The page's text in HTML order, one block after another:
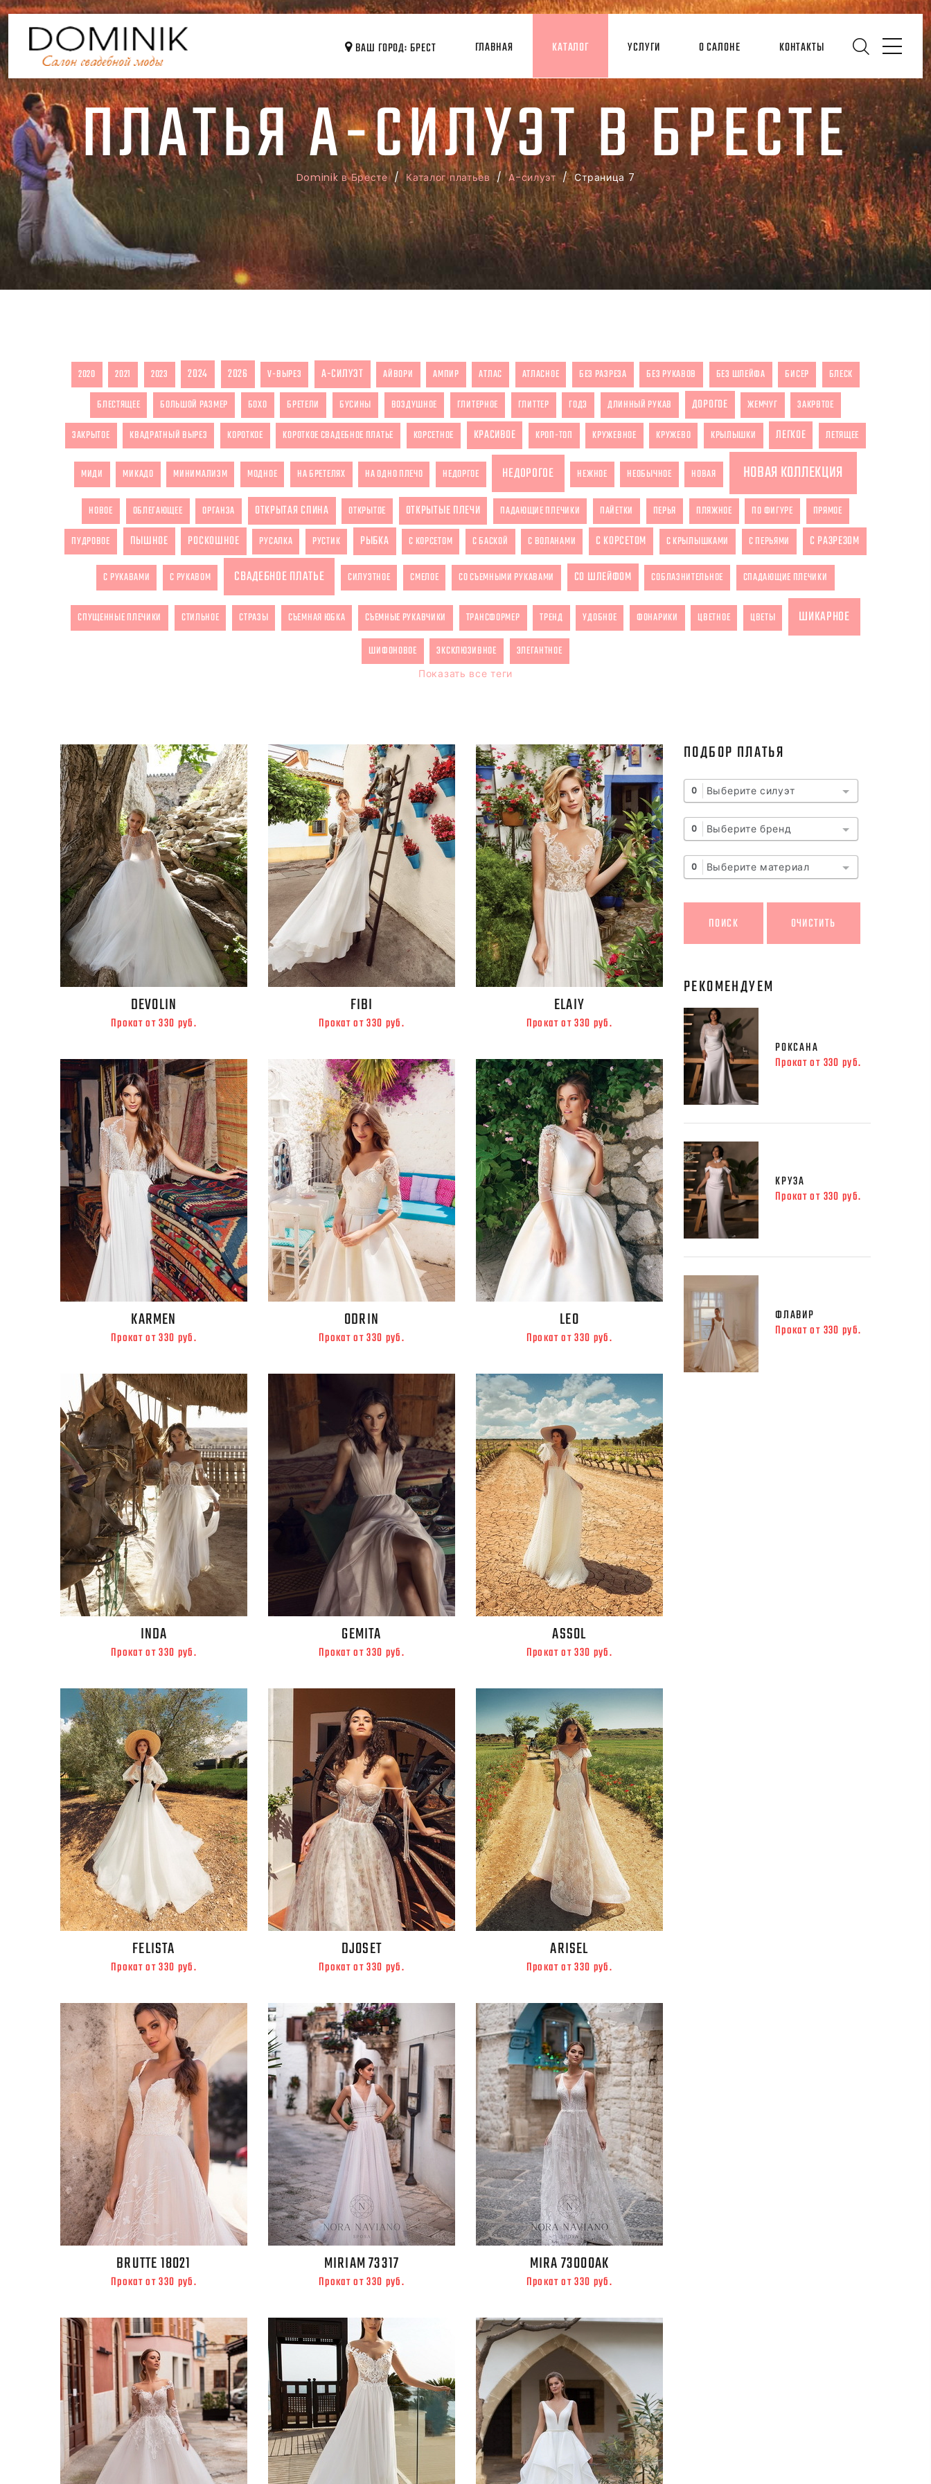
ВАШ ГОРОД: БРЕСТ ГЛАВНАЯ КАТАЛОГ УСЛУГИ О САЛОНЕ КОНТАКТЫ
ПЛАТЬЯ А-СИЛУЭТ В БРЕСТЕ
Dominik в Бресте/ Каталог платьев /A-силуэт/ Страница 7
2020 2021 2023 2024 2026 V-ВЫРЕЗ А-СИЛУЭТ АЙВОРИ АМПИР АТЛАС АТЛАСНОЕ БЕЗ РАЗРЕЗА БЕЗ РУКАВОВ БЕЗ ШЛЕЙФА БИСЕР БЛЕСК
БЛЕСТЯЩЕЕ БОЛЬШОЙ РАЗМЕР БОХО БРЕТЕЛИ БУСИНЫ ВОЗДУШНОЕ ГЛИТЕРНОЕ ГЛИТТЕР ГОДЭ ДЛИННЫЙ РУКАВ ДОРОГОЕ ЖЕМЧУГ ЗАКРВТОЕ
ЗАКРЫТОЕ КВАДРАТНЫЙ ВЫРЕЗ КОРОТКОЕ КОРОТКОЕ СВАДЕБНОЕ ПЛАТЬЕ КОРСЕТНОЕ КРАСИВОЕ КРОП-ТОП КРУЖЕВНОЕ КРУЖЕВО КРЫЛЫШКИ ЛЕГКОЕ ЛЕТЯЩЕЕ
МИДИ МИКАДО МИНИМАЛИЗМ МОДНОЕ НА БРЕТЕЛЯХ НА ОДНО ПЛЕЧО НЕДОРГОЕ НЕДОРОГОЕ НЕЖНОЕ НЕОБЫЧНОЕ НОВАЯ НОВАЯ КОЛЛЕКЦИЯ
НОВОЕ ОБЛЕГАЮЩЕЕ ОРГАНЗА ОТКРЫТАЯ СПИНА ОТКРЫТОЕ ОТКРЫТЫЕ ПЛЕЧИ ПАДАЮЩИЕ ПЛЕЧИКИ ПАЙЕТКИ ПЕРЬЯ ПЛЯЖНОЕ ПО ФИГУРЕ ПРЯМОЕ
ПУДРОВОЕ ПЫШНОЕ РОСКОШНОЕ РУСАЛКА РУСТИК РЫБКА С КОРСЕТОМ С БАСКОЙ С ВОЛАНАМИ С КОРСЕТОМ С КРЫЛЫШКАМИ С ПЕРЬЯМИ С РАЗРЕЗОМ
С РУКАВАМИ С РУКАВОМ СВАДЕБНОЕ ПЛАТЬЕ СИЛУЭТНОЕ СМЕЛОЕ СО СЪЕМНЫМИ РУКАВАМИ СО ШЛЕЙФОМ СОБЛАЗНИТЕЛЬНОЕ СПАДАЮЩИЕ ПЛЕЧИКИ
СПУЩЕННЫЕ ПЛЕЧИКИ СТИЛЬНОЕ СТРАЗЫ СЪЕМНАЯ ЮБКА СЪЕМНЫЕ РУКАВЧИКИ ТРАНСФОРМЕР ТРЕНД УДОБНОЕ ФОНАРИКИ ЦВЕТНОЕ ЦВЕТЫ ШИКАРНОЕ
ШИФОНОВОЕ ЭКСКЛЮЗИВНОЕ ЭЛЕГАНТНОЕ
Показать все теги
DEVOLIN
Прокат от 330 руб.
FIBI
Прокат от 330 руб.
ELAIY
Прокат от 330 руб.
KARMEN
Прокат от 330 руб.
ODRIN
Прокат от 330 руб.
LEO
Прокат от 330 руб.
INDA
Прокат от 330 руб.
GEMITA
Прокат от 330 руб.
ASSOL
Прокат от 330 руб.
FELISTA
Прокат от 330 руб.
DJOSET
Прокат от 330 руб.
ARISEL
Прокат от 330 руб.
BRUTTE 18021
Прокат от 330 руб.
MIRIAM 73317
Прокат от 330 руб.
MIRA 73000АК
Прокат от 330 руб.
ПОДБОР ПЛАТЬЯ
0 Выберите силуэт
0 Выберите бренд
0 Выберите материал
РЕКОМЕНДУЕМ
РОКСАНА
Прокат от 330 руб.
КРУЗА
Прокат от 330 руб.
ФЛАВИР
Прокат от 330 руб.